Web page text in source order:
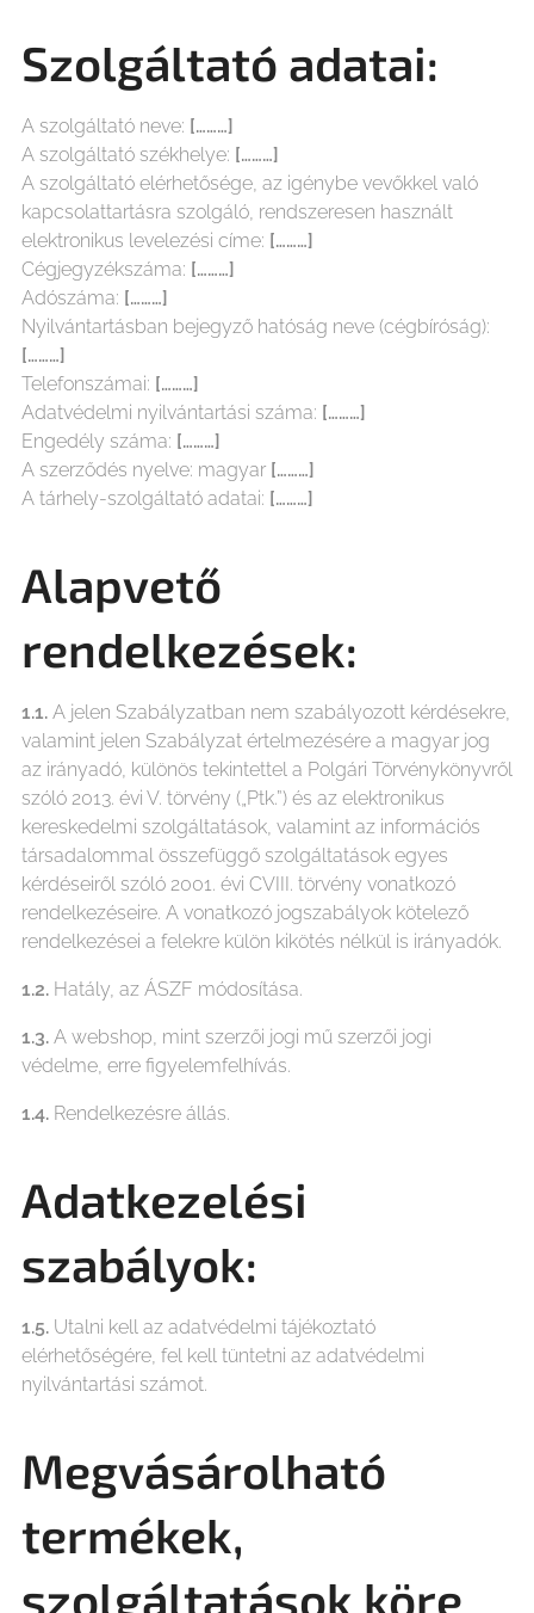
Szolgáltató adatai:
A szolgáltató neve: [………]
A szolgáltató székhelye: [………]
A szolgáltató elérhetősége, az igénybe vevőkkel való
kapcsolattartásra szolgáló, rendszeresen használt
elektronikus levelezési címe: [………]
Cégjegyzékszáma: [………]
Adószáma: [………]
Nyilvántartásban bejegyző hatóság neve (cégbíróság):
[………]
Telefonszámai: [………]
Adatvédelmi nyilvántartási száma: [………]
Engedély száma: [………]
A szerződés nyelve: magyar [………]
A tárhely-szolgáltató adatai: [………]
Alapvető
rendelkezések:
1.1. A jelen Szabályzatban nem szabályozott kérdésekre,
valamint jelen Szabályzat értelmezésére a magyar jog
az irányadó, különös tekintettel a Polgári Törvénykönyvről
szóló 2013. évi V. törvény („Ptk.”) és az elektronikus
kereskedelmi szolgáltatások, valamint az információs
társadalommal összefüggő szolgáltatások egyes
kérdéseiről szóló 2001. évi CVIII. törvény vonatkozó
rendelkezéseire. A vonatkozó jogszabályok kötelező
rendelkezései a felekre külön kikötés nélkül is irányadók.
1.2. Hatály, az ÁSZF módosítása.
1.3. A webshop, mint szerzői jogi mű szerzői jogi
védelme, erre figyelemfelhívás.
1.4. Rendelkezésre állás.
Adatkezelési
szabályok:
1.5. Utalni kell az adatvédelmi tájékoztató
elérhetőségére, fel kell tüntetni az adatvédelmi
nyilvántartási számot.
Megvásárolható
termékek,
szolgáltatások köre